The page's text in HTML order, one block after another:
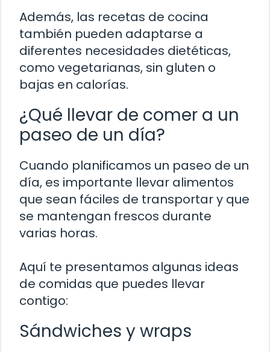
Además, las recetas de cocina
también pueden adaptarse a
diferentes necesidades dietéticas,
como vegetarianas, sin gluten o
bajas en calorías.
¿Qué llevar de comer a un
paseo de un día?
Cuando planificamos un paseo de un
día, es importante llevar alimentos
que sean fáciles de transportar y que
se mantengan frescos durante
varias horas.
Aquí te presentamos algunas ideas
de comidas que puedes llevar
contigo:
Sándwiches y wraps